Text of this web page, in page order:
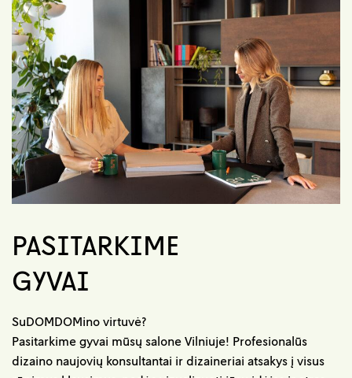
PASITARKIME
GYVAI
SuDOMDOMino virtuvė?
Pasitarkime gyvai mūsų salone Vilniuje! Profesionalūs
dizaino naujovių konsultantai ir dizaineriai atsakys į visus